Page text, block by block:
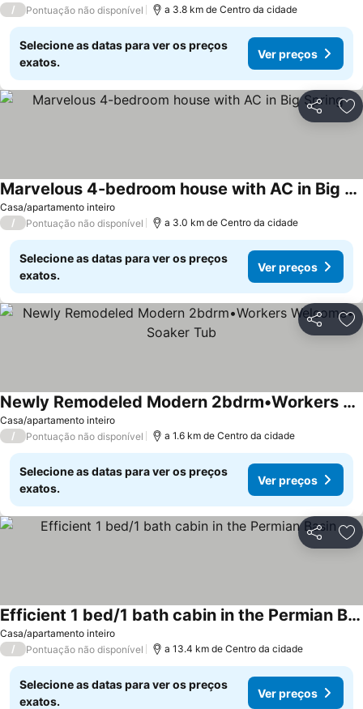
/ Pontuação não disponível a 3.8 km de Centro da cidade
Selecione as datas para ver os preços
exatos.
Ver preços
Partilhar
Casa/apartamento inteiro
Marvelous 4-bedroom house with AC in Big Spring
Ver preços
/ Pontuação não disponível a 3.0 km de Centro da cidade
Selecione as datas para ver os preços
exatos.
Ver preços
Partilhar
Casa/apartamento inteiro
Newly Remodeled Modern 2bdrm•Workers Welcome• Soaker Tub
Ver preços
/ Pontuação não disponível a 1.6 km de Centro da cidade
Selecione as datas para ver os preços
exatos.
Ver preços
Partilhar
Casa/apartamento inteiro
Efficient 1 bed/1 bath cabin in the Permian Basin
Ver preços
/ Pontuação não disponível a 13.4 km de Centro da cidade
Selecione as datas para ver os preços
exatos.
Ver preços